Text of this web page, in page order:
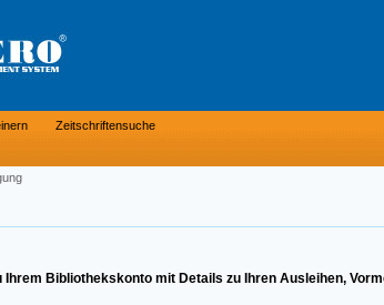
Zeitschriftensuche
Ihrem Bibliothekskonto mit Details zu Ihren Ausleihen,